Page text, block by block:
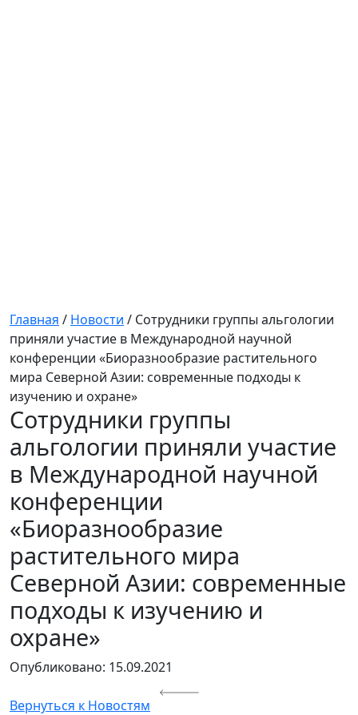
Главная / Новости / Сотрудники группы альгологии
приняли участие в Международной научной
конференции «Биоразнообразие растительного
мира Северной Азии: современные подходы к
изучению и охране»
Сотрудники группы
альгологии приняли участие
в Международной научной
конференции
«Биоразнообразие
растительного мира
Северной Азии: современные
подходы к изучению и
охране»
Опубликовано: 15.09.2021
Вернуться к Новостям